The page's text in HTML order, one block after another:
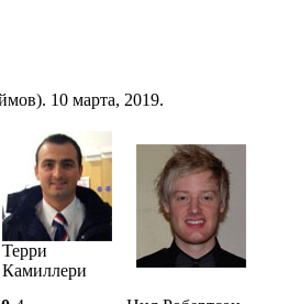
10 марта, 2019.
Терри
Камиллери